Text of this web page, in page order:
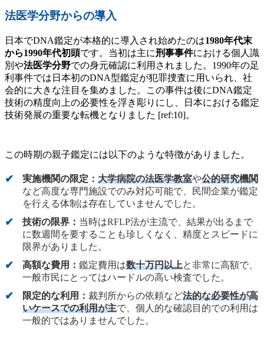
法医学分野からの導入
日本でDNA鑑定が本格的に導入され始めたのは1980年代末
から1990年代初頭です。当初は主に刑事事件における個人識
別や法医学分野での身元確認に利用されました。1990年の足
利事件では日本初のDNA型鑑定が犯罪捜査に用いられ、社
会的に大きな注目を集めました。この事件は後にDNA鑑定
技術の精度向上の必要性を浮き彫りにし、日本における鑑定
技術発展の重要な転機となりました [ref:10]。
この時期の親子鑑定には以下のような特徴がありました。
実施機関の限定： 大学病院の法医学教室や公的研究機関
など高度な専門施設でのみ対応可能で、民間企業が鑑定
を行える体制は存在していませんでした。
技術の限界： 当時はRFLP法が主流で、結果が出るまで
に数週間を要することも珍しくなく、精度とスピードに
限界がありました。
高額な費用： 鑑定費用は数十万円以上と非常に高額で、
一般市民にとってはハードルの高い検査でした。
限定的な利用： 裁判所からの依頼など法的な必要性が高
いケースでの利用が主で、個人的な確認目的での利用は
一般的ではありませんでした。